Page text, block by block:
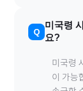
미국령
요?
미국령
이 가능